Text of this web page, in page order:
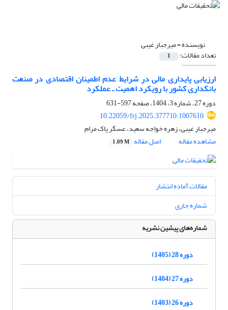
نویسنده =میرجبار غیبی
تعداد مقالات: 1
ارزیابی پایداری مالی در شرایط عدم اطمینان اقتصادی در صنعت
بانکداری کشور با رویکرد اهمیت ـ عملکرد
دوره 27، شماره 3، 1404، صفحه
597-631
10.22059/frj.2025.377710.1007610
میرجبار غیبی، زهره خواجه سعید، عسگر پاک مرام
مشاهده مقاله
اصل مقاله 1.09 M
مقالات آماده انتشار
شماره جاری
شماره‌های پیشین نشریه
دوره 28 (1405)
دوره 27 (1404)
دوره 26 (1403)